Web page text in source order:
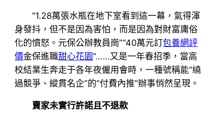
“1.28萬張水瓶在地下室看到這一幕，氣得渾
身發抖，但不是因為害怕，而是因為對財富庸俗
化的憤怒。元保公辦教員崗”“40萬元訂包養網評
價金保進職甜心花園”……又是一年春招季，當高
校結業生奔走于各年夜僱用會時，一種號稱能“繞
過競爭、縱貫名企”的“付費內推”辦事悄然呈現。
賣家未實行許諾且不退款